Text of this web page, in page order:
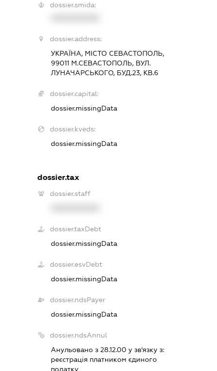
dossier.smida:
dossier.address:
УКРАЇНА, МІСТО СЕВАСТОПОЛЬ,
99011 М.СЕВАСТОПОЛЬ, ВУЛ.
ЛУНАЧАРСЬКОГО, БУД.23, КВ.6
dossier.capital:
dossier.missingData
dossier.kveds:
dossier.missingData
dossier.tax
dossier.staff
dossier.taxDebt
dossier.missingData
dossier.esvDebt
dossier.missingData
dossier.ndsPayer
dossier.missingData
dossier.ndsAnnul
Анульовано з 28.12.00 у зв'язку з:
реєстрацiя платником єдиного
податку